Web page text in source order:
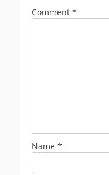
Comment *
Name *